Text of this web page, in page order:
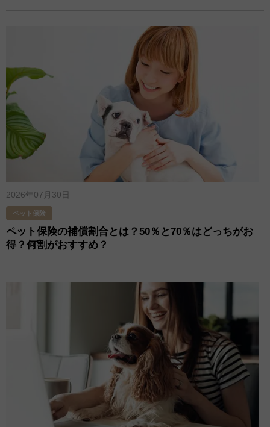
2026年07月30日
ペット保険
ペット保険の補償割合とは？50％と70％はどっちがお
得？何割がおすすめ？